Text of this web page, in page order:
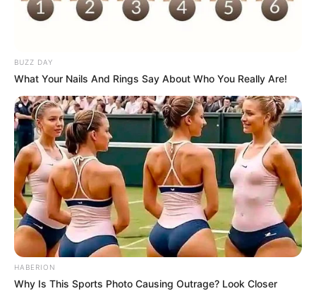
BUZZ DAY
What Your Nails And Rings Say About Who You Really Are!
HABERION
Why Is This Sports Photo Causing Outrage? Look Closer